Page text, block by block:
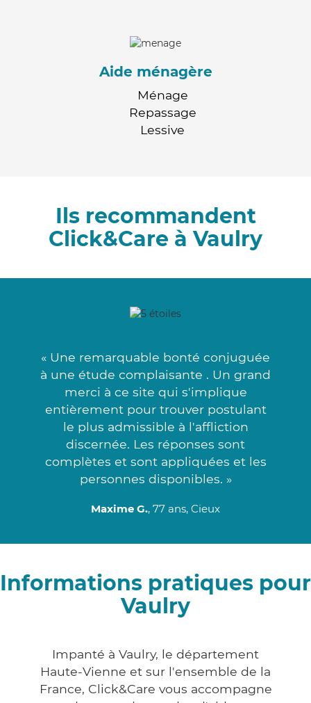
Aide ménagère
Ménage
Repassage
Lessive
Ils recommandent
Click&Care à Vaulry
« Une remarquable bonté conjuguée
à une étude complaisante . Un grand
merci à ce site qui s'implique
entièrement pour trouver postulant
le plus admissible à l'affliction
discernée. Les réponses sont
complètes et sont appliquées et les
personnes disponibles. »
Maxime G., 77 ans, Cieux
Informations pratiques pour
Vaulry
Impanté à Vaulry, le département
Haute-Vienne et sur l'ensemble de la
France, Click&Care vous accompagne